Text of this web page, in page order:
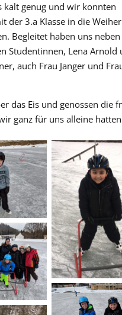
kalt genug und wir konnten
der 3.a Klasse in die
Begleitet haben uns neben
Studentinnen, Lena Arnold
auch Frau Janger und
das Eis und genossen die
ganz für uns alleine